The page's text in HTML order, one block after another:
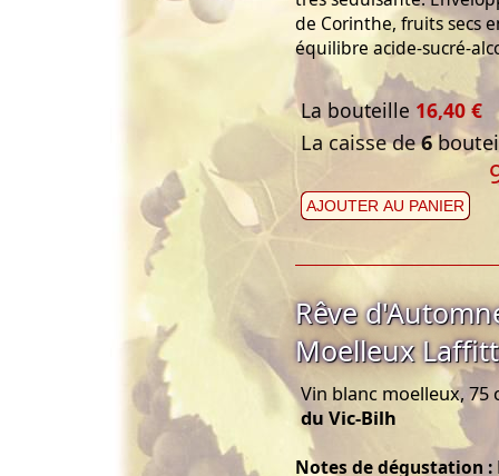
de Corinthe, fruits secs
équilibre acide-sucré-
La bouteille 16,40 €
La caisse de6
AJOUTER AU PANIER
Rêve
Moelleux
Vin blanc moelleux, 75
du Vic-Bilh
Notes de dégustation :